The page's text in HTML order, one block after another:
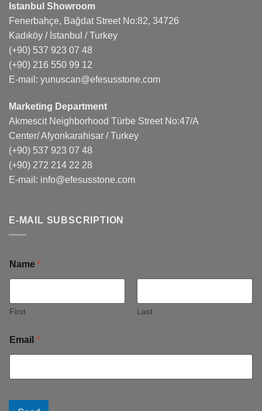
Istanbul Showroom
Fenerbahçe, Bağdat Street No:82, 34726
Kadıköy / İstanbul / Turkey
(+90) 537 923 07 48
(+90) 216 550 99 12
E-mail: yunuscan@efesusstone.com
Marketing Department
Akmescit Neighborhood Türbe Street No:47/A
Center/ Afyonkarahisar / Turkey
(+90) 537 923 07 48
(+90) 272 214 22 28
E-mail: info@efesusstone.com
E-MAIL SUBSCRIPTION
Name *
First Last
Email *